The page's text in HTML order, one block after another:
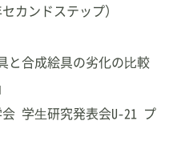
カンドステップ）
と合成絵具の劣化の⽐較
学⽣研究発表会U-21 プ